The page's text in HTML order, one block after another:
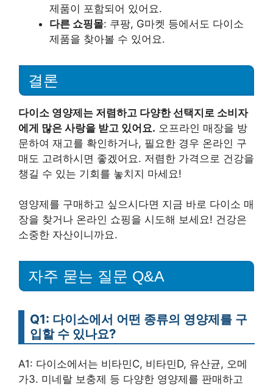
제품이 포함되어 있어요.
다른 쇼핑몰: 쿠팡, G마켓 등에서도 다이소
제품을 찾아볼 수 있어요.
결론
다이소 영양제는 저렴하고 다양한 선택지로 소비자
에게 많은 사랑을 받고 있어요. 오프라인 매장을 방
문하여 재고를 확인하거나, 필요한 경우 온라인 구
매도 고려하시면 좋겠어요. 저렴한 가격으로 건강을
챙길 수 있는 기회를 놓치지 마세요!
영양제를 구매하고 싶으시다면 지금 바로 다이소 매
장을 찾거나 온라인 쇼핑을 시도해 보세요! 건강은
소중한 자산이니까요.
자주 묻는 질문 Q&A
Q1: 다이소에서 어떤 종류의 영양제를 구
입할 수 있나요?
A1: 다이소에서는 비타민C, 비타민D, 유산균, 오메
가3. 미네랄 보충제 등 다양한 영양제를 판매하고